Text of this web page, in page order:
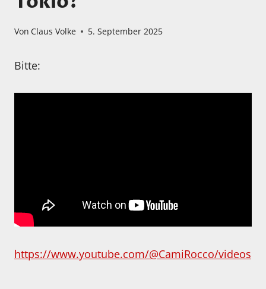
Von Claus Volke 5. September 2025
Bitte:
https://www.youtube.com/@CamiRocco/videos